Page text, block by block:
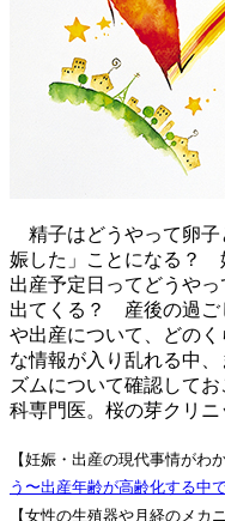
精子はどうやって卵
娠した」ことになる？
出産予定日ってどうや
出てくる？ 産後の過
や出産について、どの
な情報が入り乱れる中
ズムについて確認してお
科専門医。桜の芽クリニ
【妊娠・出産の現代事情がわ
う〜出産年齢が高齢化する中
【女性の生殖器や月経のメカ